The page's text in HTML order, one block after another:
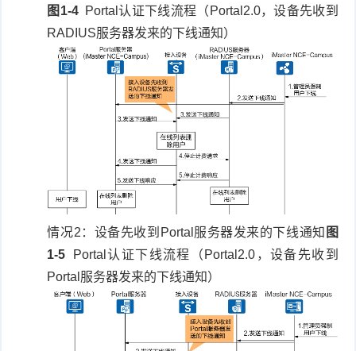
图1-4
Portal认证下线流程（Portal2.0，设备先收到
RADIUS服务器发来的下线通知）
情况2：设备先收到Portal服务器发来的下线通知 图
1-5
Portal认证下线流程（Portal2.0，设备先收到
Portal服务器发来的下线通知）